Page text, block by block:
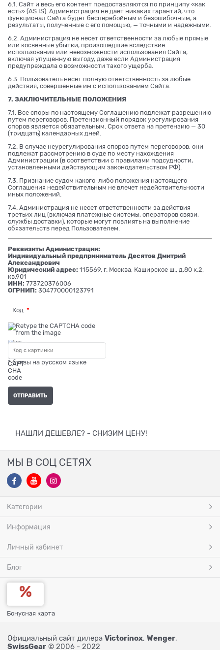
6.1. Сайт и весь его контент предоставляются по принципу «как
есть» (AS IS). Администрация не дает никаких гарантий, что
функционал Сайта будет бесперебойным и безошибочным, а
результаты, полученные с его помощью, — точными и надежными.
6.2. Администрация не несет ответственности за любые прямые
или косвенные убытки, произошедшие вследствие
использования или невозможности использования Сайта,
включая упущенную выгоду, даже если Администрация
предупреждала о возможности такого ущерба.
6.3. Пользователь несет полную ответственность за любые
действия, совершенные им с использованием Сайта.
7. ЗАКЛЮЧИТЕЛЬНЫЕ ПОЛОЖЕНИЯ
7.1. Все споры по настоящему Соглашению подлежат разрешению
путем переговоров. Претензионный порядок урегулирования
споров является обязательным. Срок ответа на претензию — 30
(тридцать) календарных дней.
7.2. В случае неурегулирования споров путем переговоров, они
подлежат рассмотрению в суде по месту нахождения
Администрации (в соответствии с правилами подсудности,
установленными действующим законодательством РФ).
7.3. Признание судом какого-либо положения настоящего
Соглашения недействительным не влечет недействительности
иных положений.
7.4. Администрация не несет ответственности за действия
третьих лиц (включая платежные системы, операторов связи,
службы доставки), которые могут повлиять на выполнение
обязательств перед Пользователем.
Реквизиты Администрации:
Индивидуальный предприниматель Десятов Дмитрий
Александрович
Юридический адрес: 115569, г. Москва, Каширское ш., д.80 к.2,
кв.901
ИНН: 773720376006
ОГРНИП: 304770000123791
Код
* буквы на русском языке
НАШЛИ ДЕШЕВЛЕ? - СНИЗИМ ЦЕНУ!
МЫ В СОЦ СЕТЯХ
Категории
Информация
Личный кабинет
Блог
Бонусная карта
Официальный сайт дилера Victorinox, Wenger,
SwissGear © 2006 - 2022